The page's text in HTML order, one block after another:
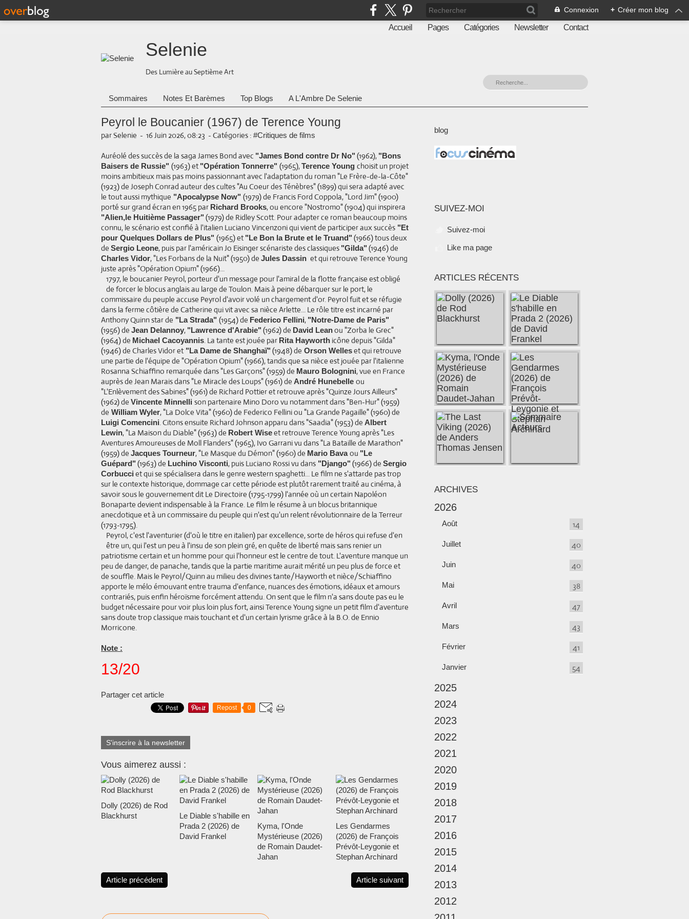
Connexion + Créer mon blog
Accueil Pages Catégories Newsletter Contact
Selenie
Des Lumière au Septième Art
Sommaires Notes Et Barèmes Top Blogs A L'Ambre De Selenie
Peyrol le Boucanier (1967) de Terence Young
par Selenie - 16 Juin 2026, 08:23 - Catégories : #Critiques de films
Auréolé des succès de la saga James Bond avec "James Bond contre Dr No" (1962), "Bons
Baisers de Russie" (1963) et "Opération Tonnerre" (1965),Terence Young choisit un projet
moins ambitieux mais pas moins passionnant avec l'adaptation du roman "Le Frère-de-la-Côte"
(1923) de Joseph Conrad auteur des cultes "Au Coeur des Ténèbres" (1899) qui sera adapté avec
le tout aussi mythique "Apocalypse Now" (1979) de Francis Ford Coppola, "Lord Jim" (1900)
porté sur grand écran en 1965 par Richard Brooks, ou encore "Nostromo" (1904) qui inspirera
"Alien,le Huitième Passager" (1979) de Ridley Scott. Pour adapter ce roman beaucoup moins
connu, le scénario est confié à l'italien Luciano Vincenzoni qui vient de participer aux succès "Et
pour Quelques Dollars de Plus" (1965) et "Le Bon la Brute et le Truand" (1966) tous deux
de Sergio Leone, puis par l'américain Jo Eisinger scénariste des classiques "Gilda" (1946) de
Charles Vidor, "Les Forbans de la Nuit" (1950) de Jules Dassin et qui retrouve Terence Young
juste après "Opération Opium" (1966)...
1797, le boucanier Peyrol, porteur d'un message pour l'amiral de la flotte française est obligé
de forcer le blocus anglais au large de Toulon. Mais à peine débarquer sur le port, le
commissaire du peuple accuse Peyrol d'avoir volé un chargement d'or. Peyrol fuit et se réfugie
dans la ferme côtière de Catherine qui vit avec sa nièce Arlette... Le rôle titre est incarné par
Anthony Quinn star de "La Strada" (1954) de Federico Fellini, "Notre-Dame de Paris"
(1956) de Jean Delannoy, "Lawrence d'Arabie" (1962) de David Leanou "Zorba le Grec"
(1964) de Michael Cacoyannis. La tante est jouée par Rita Hayworth icône depuis "Gilda"
(1946) de Charles Vidor et "La Dame de Shanghaï" (1948) de Orson Welleset qui retrouve
une partie de l'équipe de "Opération Opium" (1966), tandis que sa nièce est jouée par l'italienne
Rosanna Schiaffino remarquée dans "Les Garçons" (1959) de Mauro Bolognini, vue en France
auprès de Jean Marais dans "Le Miracle des Loups" (1961) de André Hunebelle ou
"L'Enlèvement des Sabines" (1961) de Richard Pottier et retrouve après "Quinze Jours Ailleurs"
(1962) de Vincente Minnelli son partenaire Mino Doro vu notamment dans "Ben-Hur" (1959)
de William Wyler, "La Dolce Vita" (1960) de Federico Fellini ou "La Grande Pagaille" (1960) de
Luigi Comencini. Citons ensuite Richard Johnson apparu dans "Saadia" (1953) de Albert
Lewin, "La Maison du Diable" (1963) de Robert Wiseet retrouve Terence Young après "Les
Aventures Amoureuses de Moll Flanders" (1965), Ivo Garrani vu dans "La Bataille de Marathon"
(1959) de Jacques Tourneur, "Le Masque du Démon" (1960) de Mario Bava ou "Le
Guépard" (1963) de Luchino Visconti, puis Luciano Rossi vu dans "Django" (1966) de Sergio
Corbucci et qui se spécialisera dans le genre western spaghetti... Le film ne s'attarde pas trop
sur le contexte historique, dommage car cette période est plutôt rarement traité au cinéma, à
savoir sous le gouvernement dit Le Directoire (1795-1799) l'année où un certain Napoléon
Bonaparte devient indispensable à la France. Le film le résume à un blocus britannique
anecdotique et à un commissaire du peuple qui n'est qu'un relent révolutionnaire de la Terreur
(1793-1795).
Peyrol, c'est l'aventurier (d'où le titre en italien) par excellence, sorte de héros qui refuse d'en
être un, qui l'est un peu à l'insu de son plein gré, en quête de liberté mais sans renier un
patriotisme certain et un homme pour qui l'honneur est le centre de tout. L'aventure manque un
peu de danger, de panache, tandis que la partie maritime aurait mérité un peu plus de force et
de souffle. Mais le Peyrol/Quinn au milieu des divines tante/Hayworth et nièce/Schiaffino
apporte le mélo émouvant entre trauma d'enfance, nuances des émotions, idéaux et amours
contrariés, puis enfin héroïsme forcément attendu. On sent que le film n'a sans doute pas eu le
budget nécessaire pour voir plus loin plus fort, ainsi Terence Young signe un petit film d'aventure
sans doute trop classique mais touchant et d'un certain lyrisme grâce à la B.O. de Ennio
Morricone.
Note :
13/20
Partager cet article
Repost 0
S'inscrire à la newsletter
Vous aimerez aussi :
Dolly (2026) de Rod
Blackhurst
Le Diable s'habille en
Prada 2 (2026) de
David Frankel
Kyma, l'Onde
Mystérieuse (2026)
de Romain Daudet-
Jahan
Les Gendarmes
(2026) de François
Prévôt-Leygonie et
Stephan Archinard
Article précédent Article suivant
blog
SUIVEZ-MOI
Suivez-moi
Like ma page
ARTICLES RÉCENTS
ARCHIVES
2026
Août 14
Juillet 40
Juin 40
Mai 38
Avril 47
Mars 43
Février 41
Janvier 54
2025
2024
2023
2022
2021
2020
2019
2018
2017
2016
2015
2014
2013
2012